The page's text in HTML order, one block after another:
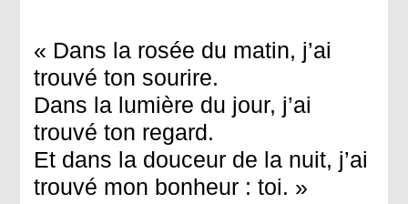
« Dans la rosée du matin, j’ai
trouvé ton sourire.
Dans la lumière du jour, j’ai
trouvé ton regard.
Et dans la douceur de la nuit, j’ai
trouvé mon bonheur : toi. »